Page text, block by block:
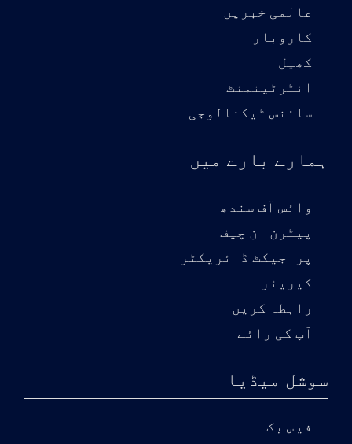
عالمی خبریں
کاروبار
کھیل
انٹرٹینمنٹ
سائنس ٹیکنالوجی
ہمارے بارے میں
وائس آف سندھ
پیٹرن ان چیف
پراجیکٹ ڈائریکٹر
کیریئر
رابطہ کریں
آپ کی رائے
سوشل میڈیا
فیس بک